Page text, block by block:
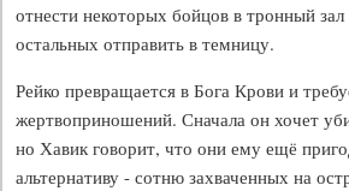
отнести некоторых бойцов в тронный зал
остальных отправить в темницу.
Рейко превращается в Бога Крови и
жертвоприношений. Сначала он хочет
но Хавик говорит, что они ему ещё
альтернативу - сотню захваченных на